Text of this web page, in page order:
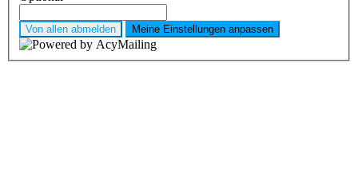
Von allen abmelden Meine Einstellungen anpassen